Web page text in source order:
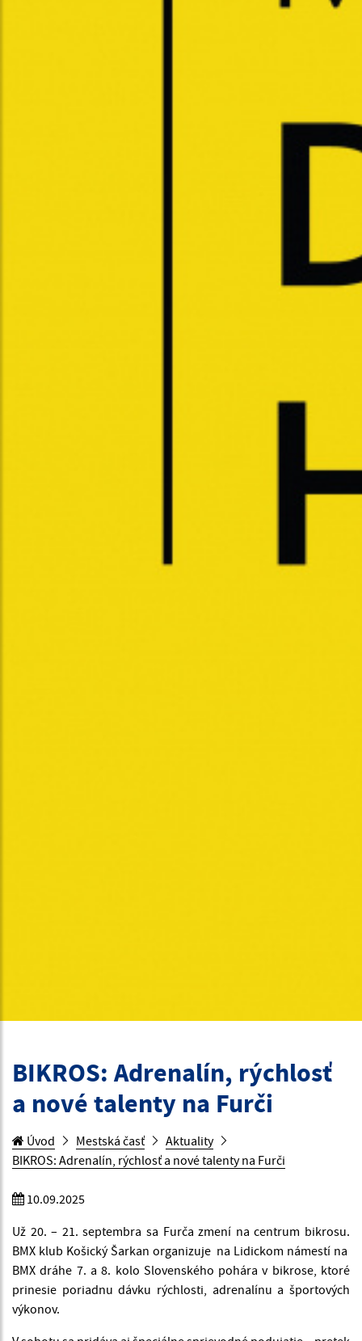
BIKROS: Adrenalín, rýchlosť
a nové talenty na Furči
Úvod Mestská časť
Aktuality
BIKROS: Adrenalín, rýchlosť a nové talenty na Furči
10.09.2025
Už 20. – 21. septembra sa Furča zmení na centrum bikrosu.
BMX klub Košický Šarkan organizuje na Lidickom námestí na
BMX dráhe 7. a 8. kolo Slovenského pohára v bikrose, ktoré
prinesie poriadnu dávku rýchlosti, adrenalínu a športových
výkonov.